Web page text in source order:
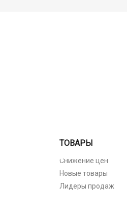
ТОВАРЫ
Снижение цен
Новые товары
Лидеры продаж